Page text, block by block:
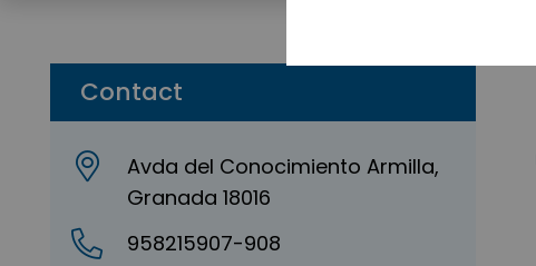
Contact
Avda del Conocimiento Armilla,
Granada 18016
958215907-908